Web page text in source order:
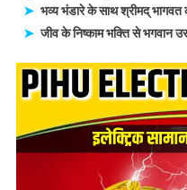
लक्ष्मी
के
रूप-
लक्ष्मी,
महालक्ष्मी
व
अलक्ष्मी
–
भव्य भंडारे के साथ श्रीमद्
जीव के निष्काम भक्ति से भगवान